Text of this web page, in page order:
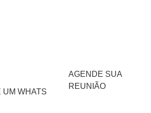
UM WHATS
AGENDE SUA
REUNIÃO